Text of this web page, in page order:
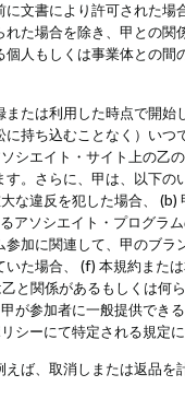
文書により許可された
た場合を除き、甲との
人もしくは事業体との間
たは利用した時点で開
持ち込むことなく）い
シエイト・サイト上の乙
。さらに、甲は、以下
な違反を犯した場合、
アソシエイト・プログ
加に関連して、甲のブ
た場合、 (f) 本規約また
と関係があるもしくは
が参加者に一般提供で
シーにて特定される規定
ば、取消しまたは返品